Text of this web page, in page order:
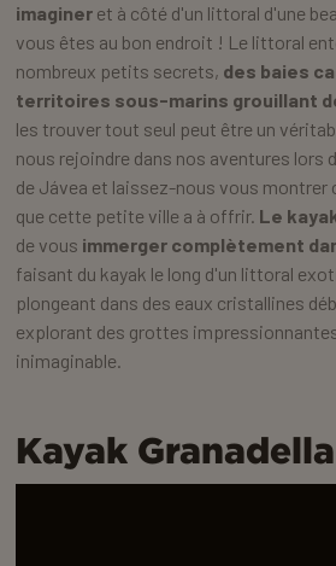
imaginer et à côté d'un littoral d'une
vous êtes au bon endroit ! Le littoral
nombreux petits secrets, des baies
territoires sous-marins grouillant
les trouver tout seul peut être un
nous rejoindre dans nos aventures lors
de Jávea et laissez-nous vous
que cette petite ville a à offrir. Le
de vous immerger complètement
faisant du kayak le long d'un littoral
plongeant dans des eaux cristallines
explorant des grottes
inimaginable.
Kayak Granadella